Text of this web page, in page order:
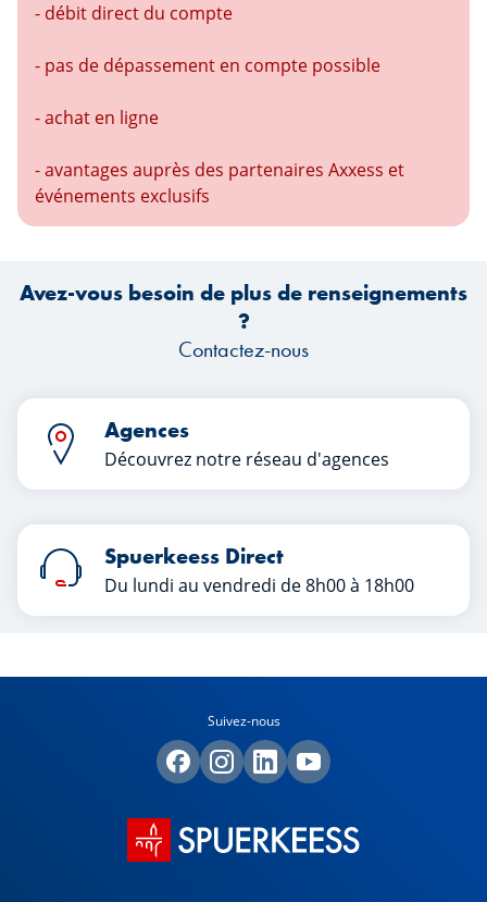
- débit direct du compte
- pas de dépassement en compte possible
- achat en ligne
- avantages auprès des partenaires Axxess et
événements exclusifs
Avez-vous besoin de plus de renseignements
?
Contactez-nous
Agences
Découvrez notre réseau d'agences
Spuerkeess Direct
Du lundi au vendredi de 8h00 à 18h00
Suivez-nous